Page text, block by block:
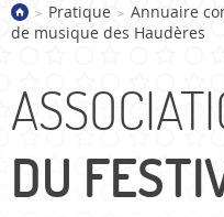
> Pratique > Annuaire
de musique des Haudères
DU